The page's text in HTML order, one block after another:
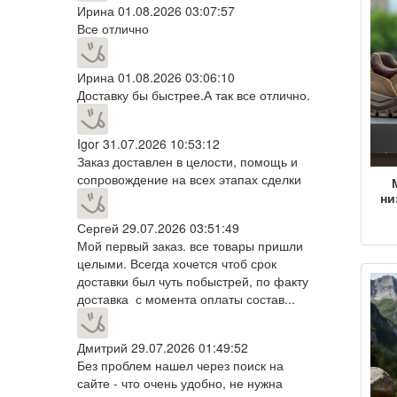
Ирина 01.08.2026 03:07:57
Все отлично
Ирина 01.08.2026 03:06:10
Доставку бы быстрее.А так все отлично.
Igor 31.07.2026 10:53:12
Заказ доставлен в целости, помощь и
сопровождение на всех этапах сделки
Сергей 29.07.2026 03:51:49
Мой первый заказ. все товары пришли
целыми. Всегда хочется чтоб срок
доставки был чуть побыстрей, по факту
доставка с момента оплаты состав...
Дмитрий 29.07.2026 01:49:52
Без проблем нашел через поиск на
сайте - что очень удобно, не нужна